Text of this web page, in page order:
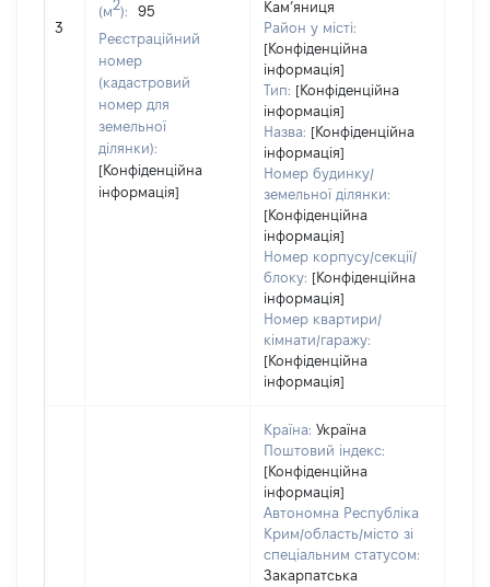
3
(м2):
95
Реєстраційний
номер
(кадастровий
номер для
земельної
ділянки):
[Конфіденційна
інформація]
Кам’яниця
Район у місті:
[Конфіденційна
інформація]
Тип: [Конфіденційна
інформація]
Назва: [Конфіденційна
інформація]
Номер будинку/
земельної ділянки:
[Конфіденційна
інформація]
Номер корпусу/секції/
блоку: [Конфіденційна
інформація]
Номер квартири/
кімнати/гаражу:
[Конфіденційна
інформація]
Країна: Україна
Поштовий індекс:
[Конфіденційна
інформація]
Автономна Республіка
Крим/область/місто зі
спеціальним статусом:
Закарпатська